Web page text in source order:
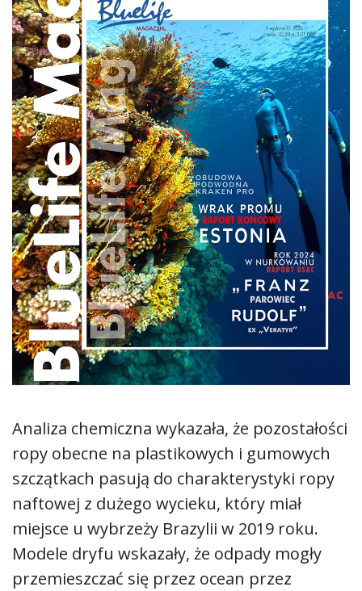
Analiza chemiczna wykazała, że pozostałości
ropy obecne na plastikowych i gumowych
szczątkach pasują do charakterystyki ropy
naftowej z dużego wycieku, który miał
miejsce u wybrzeży Brazylii w 2019 roku.
Modele dryfu wskazały, że odpady mogły
przemieszczać się przez ocean przez